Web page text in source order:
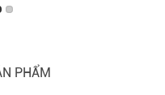
PHẨM